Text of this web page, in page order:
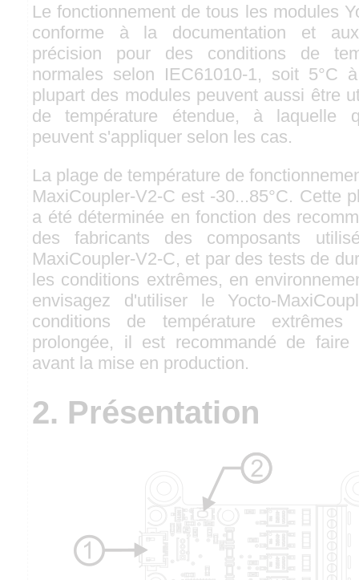
Le fonctionnement de tous les modules
conforme à la documentation et
précision pour des conditions de
normales selon IEC61010-1, soit 5°C
plupart des modules peuvent aussi être
de température étendue, à laquelle
peuvent s'appliquer selon les cas.
La plage de température de
MaxiCoupler-V2-C est -30...85°C. Cette
a été déterminée en fonction des
des fabricants des composants
MaxiCoupler-V2-C, et par des tests de
les conditions extrêmes, en
envisagez d'utiliser le Yocto-
conditions de température
prolongée, il est recommandé de faire
avant la mise en production.
2. Présentation